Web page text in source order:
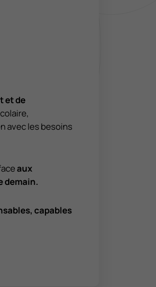
et de
avec les besoins
aux
demain.
capables